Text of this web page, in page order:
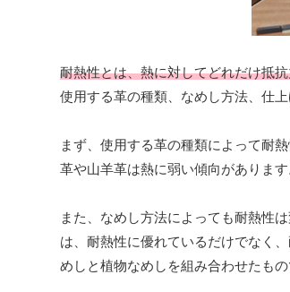
耐熱性とは、熱に対してどれだけ抵
使用する革の種類、なめし方法、仕上
まず、使用する革の種類によって耐熱
革や山羊革は熱に弱い傾向があります
また、なめし方法によっても耐熱性は
は、耐熱性に優れているだけでなく
めしと植物なめしを組み合わせたも